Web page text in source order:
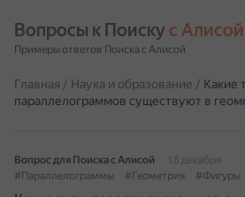
Вопросы к Поиску с Алисой
Примеры ответов Поиска с Алисой
Главная / Наука и образование / Какие
параллелограммов существуют в
Вопрос для Поиска с Алисой
18 декабря
#Параллелограммы
#Геометрия #Фигуры